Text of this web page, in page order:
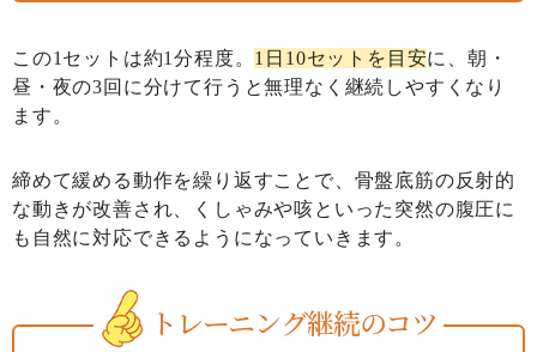
この1セットは約1分程度。 1日10セットを目安に、朝・
昼・夜の3回に分けて行うと無理なく継続しやすくなり
ます。
締めて緩める動作を繰り返すことで、骨盤底筋の反射的
な動きが改善され、くしゃみや咳といった突然の腹圧に
も自然に対応できるようになっていきます。
トレーニング継続のコツ